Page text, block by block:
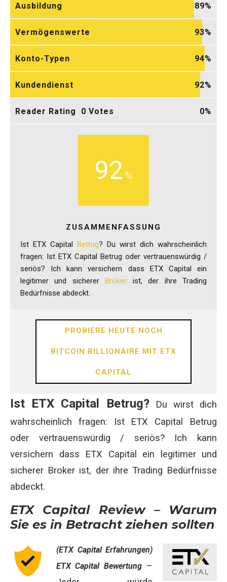
Ausbildung 89
Vermögenswerte 93
Konto-Typen 94
Kundendienst 92
Reader Rating 0 Votes 0
92
ZUSAMMENFASSUNG
Ist ETX Capital Betrug? Du wirst dich wahrscheinlich
fragen: Ist ETX Capital Betrug oder vertrauenswürdig /
seriös? Ich kann versichern dass ETX Capital ein
legitimer und sichererBroker ist, der ihre Trading
Bedürfnisse abdeckt.
PROBIERE HEUTE NOCH
BITCOIN BILLIONAIRE MIT ETX
CAPITAL
Ist ETX Capital Betrug?Du wirst dich
wahrscheinlich fragen: Ist ETX Capital Betrug
oder vertrauenswürdig / seriös? Ich kann
versichern dass ETX Capital ein legitimer und
sicherer Broker ist, der ihre Trading Bedürfnisse
abdeckt.
ETX Capital Review – Warum
Sie es in Betracht ziehen sollten
(ETX Capital Erfahrungen)
ETX Capital Bewertung–